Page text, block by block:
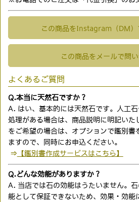
この商品をInstagram（DM）
この商品をメールで問
よくあるご質問
Q.本当に天然石ですか？
A. はい、基本的には天然石です。人工
処理がある場合は、商品説明に明記いた
をご希望の場合は、オプションで鑑別書
ますので、同時にお申込ください。
⇒ 【鑑別書作成サービスはこちら】
Q.どんな効能がありますか？
A. 当店では石の効能はうたいません。
能として保証できないため、効果・効能